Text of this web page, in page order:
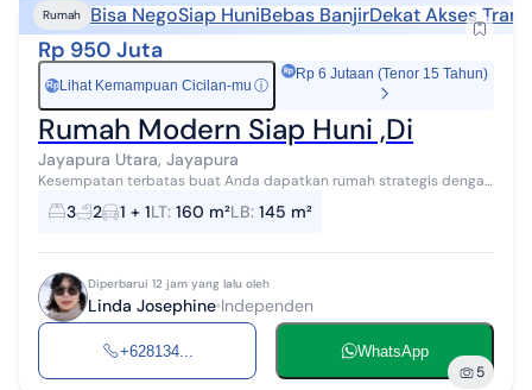
Rumah Bisa NegoSiap HuniBebas BanjirDekat Akses
Rp 950 Juta
Rp Lihat Kemampuan Cicilan-mu ⓘ
Rp 6 Jutaan (Tenor 15 Tahun)
Rumah Modern Siap Huni ,Di
Jayapura Utara, Jayapura
Kesempatan terbatas buat Anda dapatkan rumah strategis dengan
return investasi tinggi di Jayapura Utara, Jayapura. Rumah ini
menawarkan lokasi yan...
3 2 1 + 1LT: 160 m²LB: 145 m²
Diperbarui 12 jam yang lalu oleh
Linda Josephine Independen
+628134... WhatsApp
5